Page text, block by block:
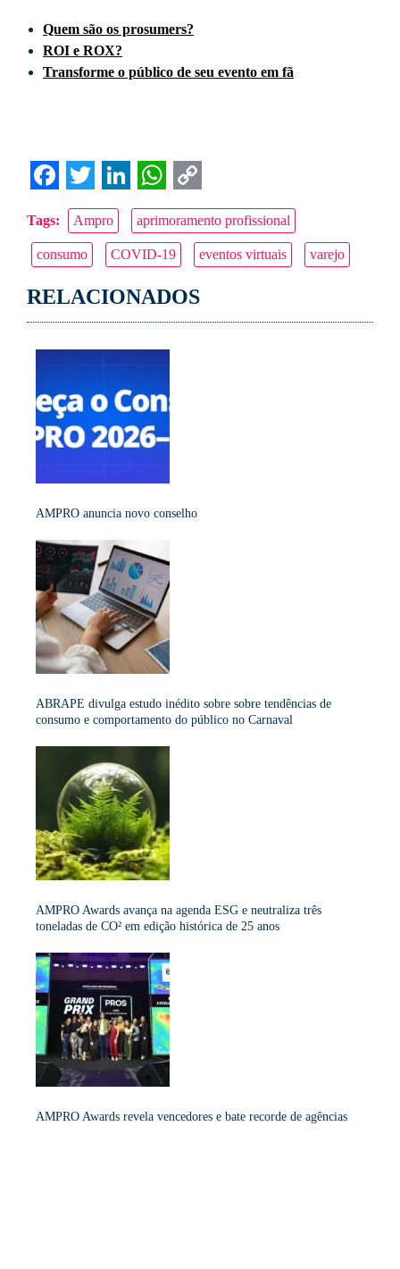
Quem são os prosumers?
ROI e ROX?
Transforme o público de seu evento em fã
Facebook
Twitter
LinkedIn
WhatsApp
Copy
Link
Tags: Ampro aprimoramento profissional
consumo COVID-19 eventos virtuais varejo
RELACIONADOS
AMPRO anuncia novo conselho
ABRAPE divulga estudo inédito sobre sobre tendências de
consumo e comportamento do público no Carnaval
AMPRO Awards avança na agenda ESG e neutraliza três
toneladas de CO² em edição histórica de 25 anos
AMPRO Awards revela vencedores e bate recorde de agências